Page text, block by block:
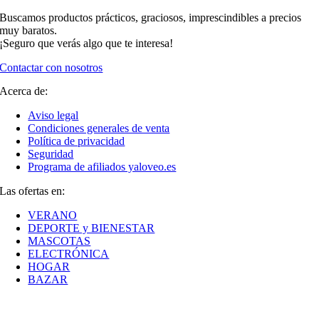
Buscamos productos prácticos, graciosos, imprescindibles a precios
muy baratos.
¡Seguro que verás algo que te interesa!
Contactar con nosotros
Acerca de:
Aviso legal
Condiciones generales de venta
Política de privacidad
Seguridad
Programa de afiliados yaloveo.es
Las ofertas en:
VERANO
DEPORTE y BIENESTAR
MASCOTAS
ELECTRÓNICA
HOGAR
BAZAR